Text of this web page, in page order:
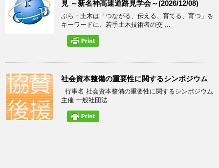
見 ～新名神高速道路見学会～(2026/12/08)
ぶら・土木は「つながる、伝える、育てる、育つ」を
キーワードに、若手土木技術者の交 ...
社会資本整備の重要性に関するシンポジウム
行事名 社会資本整備の重要性に関するシンポジウム
主催 一般社団法 ...